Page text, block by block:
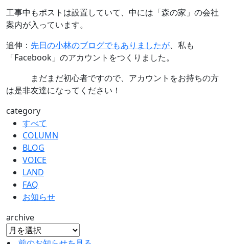
工事中もポストは設置していて、中には「森の家」の会社
案内が入っています。
追伸： 先日の小林のブログでもありましたが、私も
「Facebook」のアカウントをつくりました。
まだまだ初心者ですので、アカウントをお持ちの方
は是非友達になってください！
category
すべて
COLUMN
BLOG
VOICE
LAND
FAQ
お知らせ
archive